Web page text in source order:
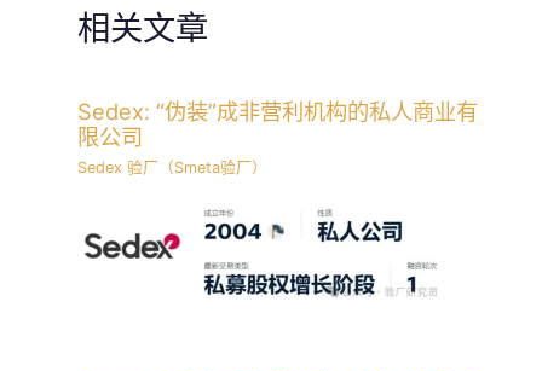
相关文章
Sedex: “伪装”成非营利机构的私人商业有
限公司
Sedex 验厂（Smeta验厂）